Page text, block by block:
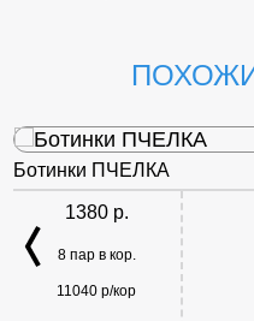
Ботинки ПЧЕЛКА
1380 р.
8 пар в кор.
11040 р/кор